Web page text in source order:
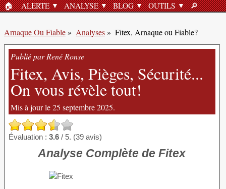
ACCUEIL
🏠︎ ALERTE ANALYSE BLOG OUTILS 🔎︎
Arnaque Ou Fiable» Analyses» Fitex, Arnaque ou Fiable?
Publié par René Ronse
Fitex, Avis, Pièges, Sécurité...
On vous révèle tout!
Mis à jour le 25 septembre 2025.
Évaluation : 3.6 / 5. (39 avis)
Analyse Complète de Fitex